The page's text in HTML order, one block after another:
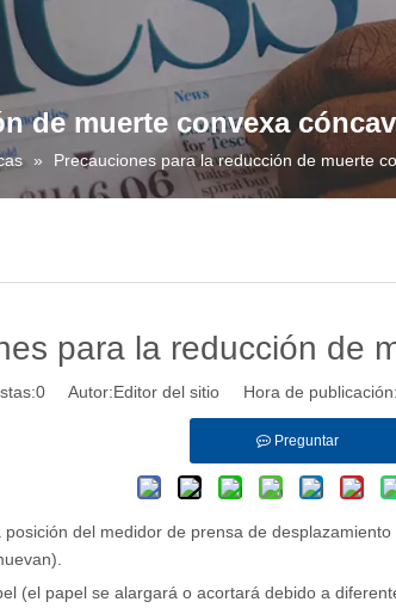
de muerte convexa
» Precauciones para la reducción de muerte
para la reducción de
0 Autor:Editor del sitio Hora de
Preguntar
del medidor de prensa de
(el papel se alargará o acortará debido a